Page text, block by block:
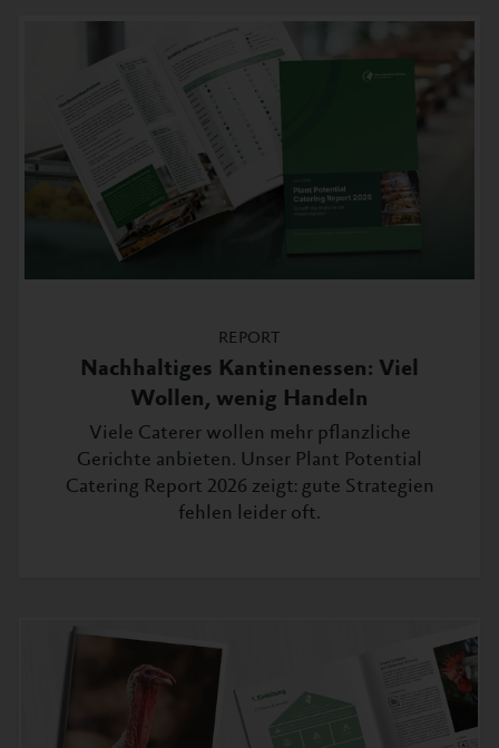
REPORT
Nachhaltiges Kantinenessen: Viel
Wollen, wenig Handeln
Viele Caterer wollen mehr pflanzliche
Gerichte anbieten. Unser Plant Potential
Catering Report 2026 zeigt: gute Strategien
fehlen leider oft.